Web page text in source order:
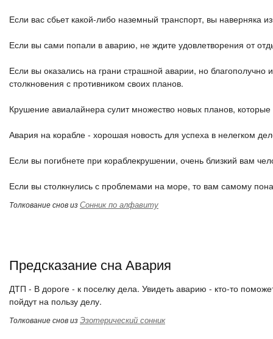
Если вас сбьет какой-либо наземный транспорт, вы наверняка
Если вы сами попали в аварию, не ждите удовлетворения от
Если вы оказались на грани страшной аварии, но
столкновения с противником своих планов.
Крушение авиалайнера сулит множество новых планов,
Авария на корабле - хорошая новость для успеха в нелегком
Если вы погибнете при кораблекрушении, очень близкий вам
Если вы столкнулись с проблемами на море, то вам самому
Толкование снов изСонник по алфавиту
Предсказание сна Авария
ДТП - В дороге - к поселку дела. Увидеть аварию - кто-то
пойдут на пользу делу.
Толкование снов изЭзотерический сонник